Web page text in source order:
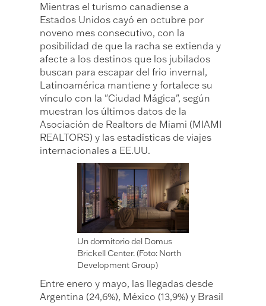
Mientras el turismo canadiense a
Estados Unidos cayó en octubre por
noveno mes consecutivo, con la
posibilidad de que la racha se extienda y
afecte a los destinos que los jubilados
buscan para escapar del frio invernal,
Latinoamérica mantiene y fortalece su
vínculo con la "Ciudad Mágica", según
muestran los últimos datos de la
Asociación de Realtors de Miami (MIAMI
REALTORS) y las estadísticas de viajes
internacionales a EE.UU.
Un dormitorio del Domus
Brickell Center. (Foto: North
Development Group)
Entre enero y mayo, las llegadas desde
Argentina (24,6%), México (13,9%) y Brasil